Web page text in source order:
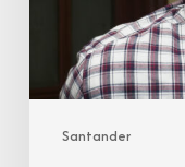
Santander